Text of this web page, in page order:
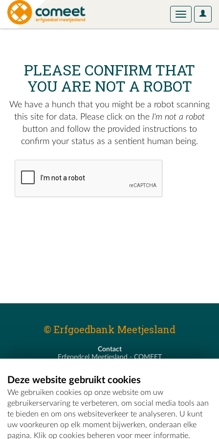
User
Toggle
PLEASE CONFIRM THAT
YOU ARE NOT A ROBOT
We have a hunch that you might be a robot scanning
this site for data. Please click on the I'm not a robot
button and follow the provided instructions to
confirm your status as a sentient human being.
© Erfgoedbank Meetjesland
Contact
Erfgoedcel Meetjesland - COMEET
T - 09 373 75 96
E -erfgoedcel@comeet.be
Deze website gebruikt cookies
We gebruiken cookies op onze website om uw
gebruikerservaring te verbeteren, om social media tools aan
te bieden en om ons websiteverkeer te analyseren. U kunt
uw voorkeuren op elk moment bijwerken, onderaan elke
pagina. Klik op cookies beheren voor meer informatie.